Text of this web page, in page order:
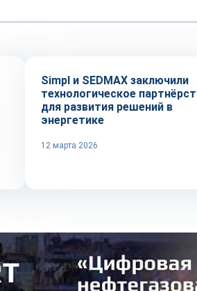
Simpl и SEDMAX заключили
технологическое
для развития решений в
энергетике
12 марта 2026